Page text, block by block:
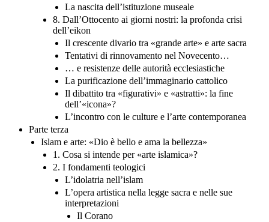
La nascita dell’istituzione museale
8. Dall’Ottocento ai giorni nostri: la profonda crisi
dell’eikon
Il crescente divario tra «grande arte» e arte sacra
Tentativi di rinnovamento nel Novecento…
… e resistenze delle autorità ecclesiastiche
La purificazione dell’immaginario cattolico
Il dibattito tra «figurativi» e «astratti»: la fine
dell’«icona»?
L’incontro con le culture e l’arte contemporanea
Parte terza
Islam e arte: «Dio è bello e ama la bellezza»
1. Cosa si intende per «arte islamica»?
2. I fondamenti teologici
L’idolatria nell’islam
L’opera artistica nella legge sacra e nelle sue
interpretazioni
Il Corano